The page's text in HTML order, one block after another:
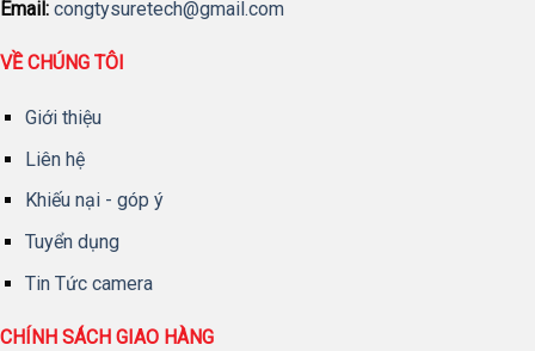
Email: congtysuretech@gmail.com
VỀ CHÚNG TÔI
Giới thiệu
Liên hệ
Khiếu nại - góp ý
Tuyển dụng
Tin Tức camera
CHÍNH SÁCH GIAO HÀNG